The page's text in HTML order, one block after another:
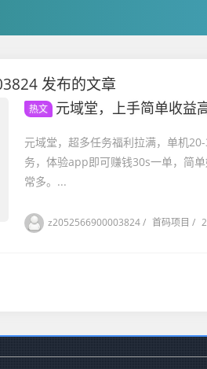
发布的文章
热文 元域堂，上手简单收益
元域堂，超多任务福利拉满，单机
务，体验app即可赚钱30s一单，简
常多。...
z2052566900003824 / 首码项目 /